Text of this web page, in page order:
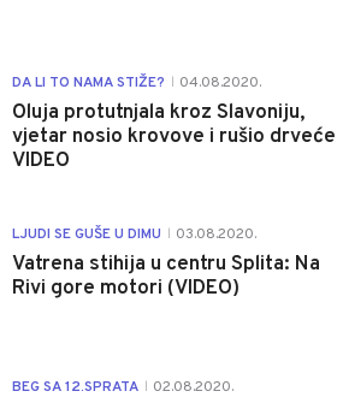
DA LI TO NAMA STIŽE? 04.08.2020.
Oluja protutnjala kroz Slavoniju,
vjetar nosio krovove i rušio drveće
VIDEO
LJUDI SE GUŠE U DIMU 03.08.2020.
Vatrena stihija u centru Splita: Na
Rivi gore motori (VIDEO)
BEG SA 12.SPRATA 02.08.2020.